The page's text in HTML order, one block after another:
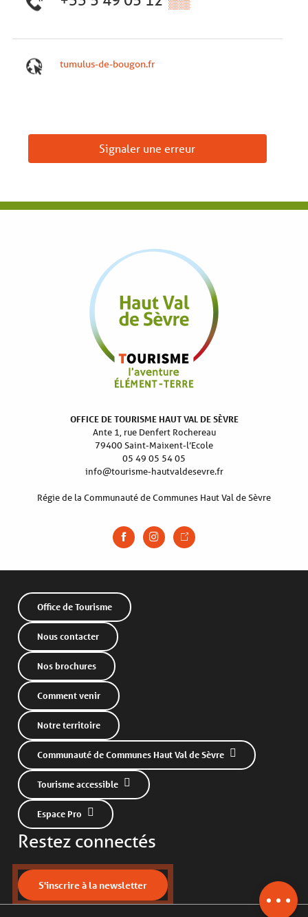
tumulus-de-bougon.fr
Signaler une erreur
OFFICE DE TOURISME HAUT VAL DE SÈVRE
Ante 1, rue Denfert Rochereau
79400 Saint-Maixent-l’Ecole
05 49 05 54 05
info@tourisme-hautvaldesevre.fr
Régie de la Communauté de Communes Haut Val de Sèvre
Office de Tourisme
Nous contacter
Nos brochures
Comment venir
Notre territoire
Communauté de Communes Haut Val de Sèvre
Tourisme accessible
Espace Pro
Restez connectés
S'inscrire à la newsletter